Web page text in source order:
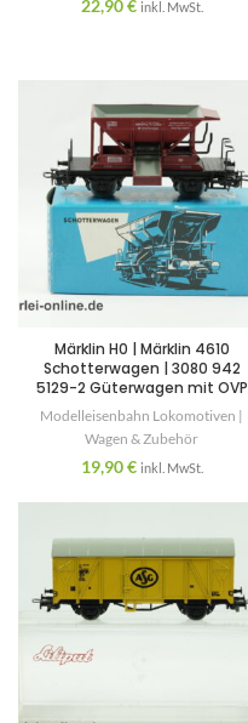
22,90€ inkl. MwSt.
Märklin H0 | Märklin 4610
Schotterwagen | 3080 942
5129-2 Güterwagen mit OVP
Modelleisenbahn Lokomotiven |
Wagen & Zubehör
19,90€ inkl. MwSt.